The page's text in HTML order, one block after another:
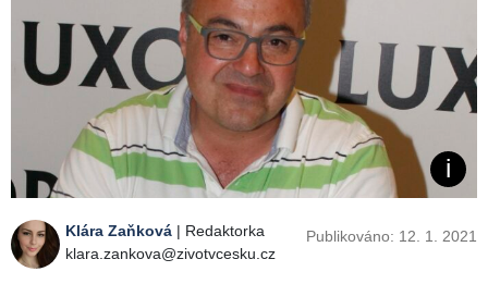
Klára Zaňková | Redaktorka
klara.zankova@zivotvcesku.cz
Publikováno: 12. 1. 2021